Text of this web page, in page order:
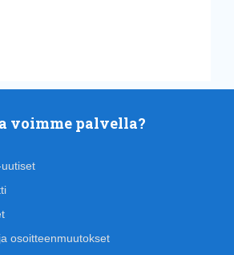
voimme palvella?
osoitteenmuutokset